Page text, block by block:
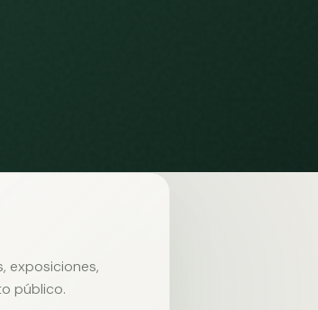
exposiciones,
público.